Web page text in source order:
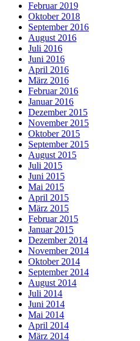
Februar 2019
Oktober 2018
September 2016
August 2016
Juli 2016
Juni 2016
April 2016
März 2016
Februar 2016
Januar 2016
Dezember 2015
November 2015
Oktober 2015
September 2015
August 2015
Juli 2015
Juni 2015
Mai 2015
April 2015
März 2015
Februar 2015
Januar 2015
Dezember 2014
November 2014
Oktober 2014
September 2014
August 2014
Juli 2014
Juni 2014
Mai 2014
April 2014
März 2014